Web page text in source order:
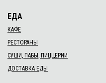
ЕДА
КАФЕ
РЕСТОРАНЫ
СУШИ, ПАБЫ, ПИЦЦЕРИИ
ДОСТАВКА ЕДЫ